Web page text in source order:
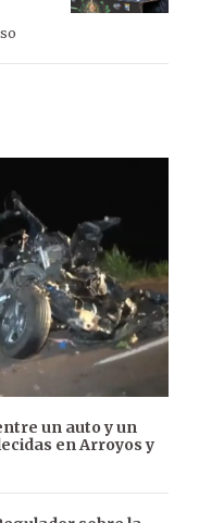
un auto y un
en Arroyos y